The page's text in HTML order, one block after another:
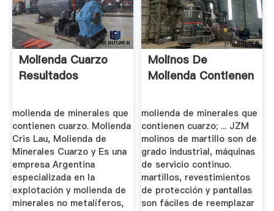
Molienda Cuarzo
Resultados
molienda de minerales que
contienen cuarzo. Molienda
Cris Lau, Molienda de
Minerales Cuarzo y Es una
empresa Argentina
especializada en la
explotación y molienda de
minerales no metalíferos,
Molinos De
Molienda Contienen
molienda de minerales que
contienen cuarzo; ... JZM
molinos de martillo son de
grado industrial, máquinas
de servicio continuo.
martillos, revestimientos
de protección y pantallas
son fáciles de reemplazar